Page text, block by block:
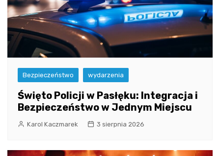
Bezpieczeństwo wydarzenia
Święto Policji w Pasłęku: Integracja i
Bezpieczeństwo w Jednym Miejscu
Karol Kaczmarek 3 sierpnia 2026